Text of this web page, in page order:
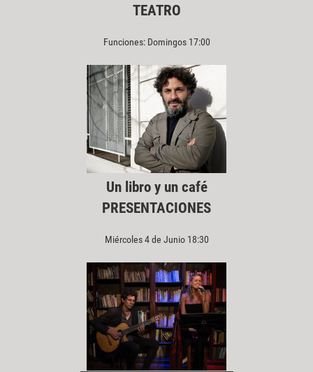
TEATRO
Funciones: Domingos 17:00
Un libro y un café
PRESENTACIONES
Miércoles 4 de Junio 18:30